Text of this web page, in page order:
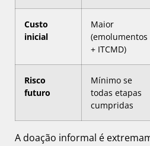
Custo
inicial
Maior
(emolumentos
+ ITCMD)
Risco
futuro
Mínimo se
todas etapas
cumpridas
A doação informal é